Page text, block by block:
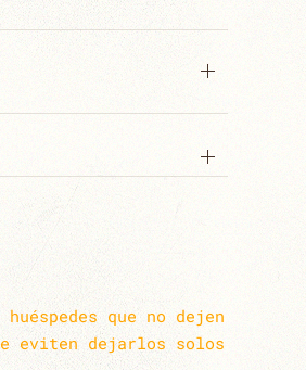
que no dejen
eviten dejarlos solos